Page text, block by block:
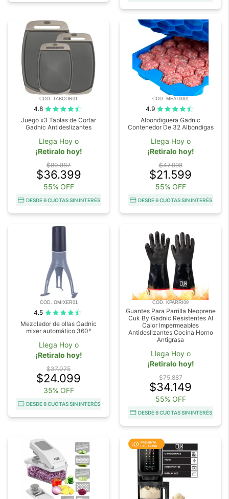
COD. TABCOR01
4.8
Juego x3 Tablas de Cortar
Gadnic Antideslizantes
Llega Hoy o
¡Retiralo hoy!
$80.887
$36.399
55% OFF
DESDE 6 CUOTAS SIN INTERÉS
COD. MEAT0001
4.9
Albondiguera Gadnic
Contenedor De 32 Albondigas
Llega Hoy o
¡Retiralo hoy!
$47.998
$21.599
55% OFF
DESDE 6 CUOTAS SIN INTERÉS
COD. OMIXER01
4.5
Mezclador de ollas Gadnic
mixer automático 360°
Llega Hoy o
¡Retiralo hoy!
$37.075
$24.099
35% OFF
DESDE 6 CUOTAS SIN INTERÉS
COD. KPARRI09
Guantes Para Parrilla Neoprene
Cuk By Gadnic Resistentes Al
Calor Impermeables
Antideslizantes Cocina Horno
Antigrasa
Llega Hoy o
¡Retiralo hoy!
$75.887
$34.149
55% OFF
DESDE 6 CUOTAS SIN INTERÉS